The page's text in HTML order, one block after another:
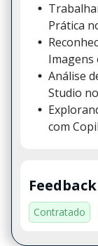
Prática
Imagens
Análise
Studio
com
Contratado